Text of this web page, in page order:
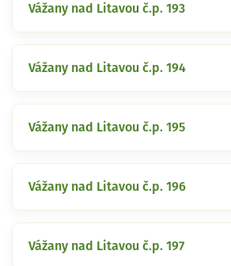
Vážany nad Litavou č.p. 193
Vážany nad Litavou č.p. 194
Vážany nad Litavou č.p. 195
Vážany nad Litavou č.p. 196
Vážany nad Litavou č.p. 197